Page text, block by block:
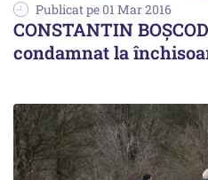
Publicat pe 01 Mar 2016
CONSTANTIN
condamnat la